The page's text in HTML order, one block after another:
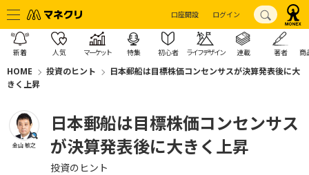
口座開設 ログイン
新着 人気 マーケット 特集 初心者 ライフデザイン 連載 著者 商
HOME 投資のヒント
日本郵船は目標株価コンセンサスが決算発表後に大
きく上昇
金山 敏之
日本郵船は目標株価コンセンサス
が決算発表後に大きく上昇
投資のヒント